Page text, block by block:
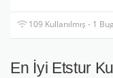
109 Kullanılmış - 1
En İyi Etstur